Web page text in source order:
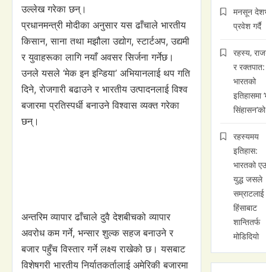
उल्लेख गरेका छन्।
प्रधानमन्त्री मोदीका अनुसार यस ढाँचाले भारतीय
किसान, साना तथा मझौला उद्योग, स्टार्टअप, उद्यमी
र युवाहरूका लागि नयाँ अवसर सिर्जना गर्नेछ।
उनले यसले ‘मेक इन इन्डिया’ अभियानलाई थप गति
दिने, रोजगारी बढाउने र भारतीय उत्पादनलाई विश्व
बजारमा प्रतिस्पर्धी बनाउने विश्वास व्यक्त गरेका
छन्।
अन्तरिम व्यापार ढाँचाले दुवै देशबीचको व्यापार
अवरोध कम गर्ने, भन्सार शुल्क सहज बनाउने र
बजार पहुँच विस्तार गर्ने लक्ष्य राखेको छ। यसबाट
विशेषगरी भारतीय निर्यातकर्तालाई अमेरिकी बजारमा
मनसून
प्रवेश गर्दै
रहस्य,
र रक्तपात:
भारतको
इतिहासमा
रहस्यमय
इतिहास:
भारतको
युद्ध जसले
सम्राटलाई
हिंसाबाट
शान्तितर्फ
मोडिदियो